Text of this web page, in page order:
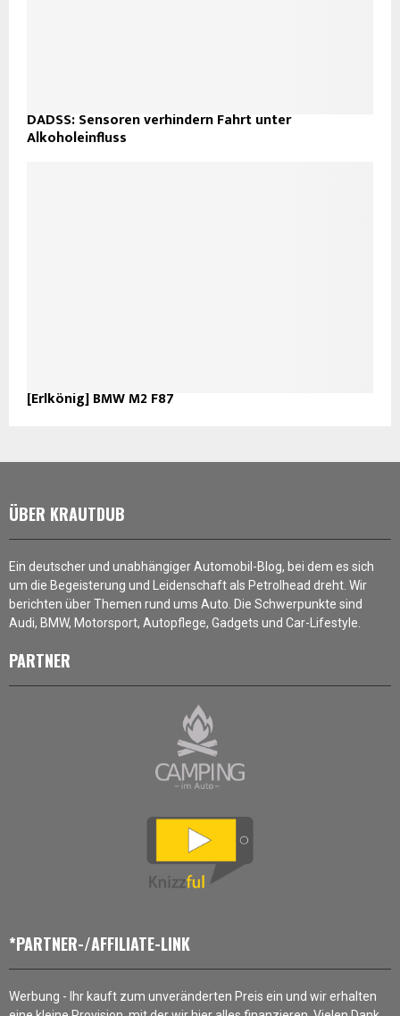
DADSS: Sensoren verhindern Fahrt unter
Alkoholeinfluss
[Erlkönig] BMW M2 F87
ÜBER KRAUTDUB
Ein deutscher und unabhängiger Automobil-Blog, bei dem es sich
um die Begeisterung und Leidenschaft als Petrolhead dreht. Wir
berichten über Themen rund ums Auto. Die Schwerpunkte sind
Audi, BMW, Motorsport, Autopflege, Gadgets und Car-Lifestyle.
PARTNER
*PARTNER-/AFFILIATE-LINK
Werbung - Ihr kauft zum unveränderten Preis ein und wir erhalten